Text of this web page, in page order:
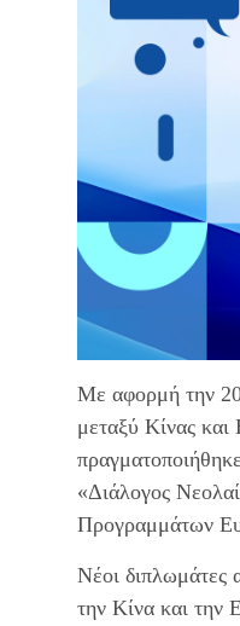
Με αφορμή την
μεταξύ Κίνας
«Διάλογος
Προγραμμάτων
Νέοι διπλωμάτες
την Κίνα και την